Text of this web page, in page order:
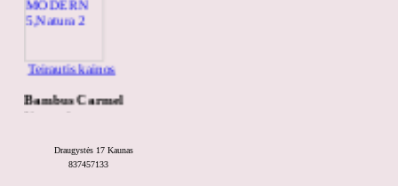
Teirautis kainos
Bambus Carmel
Natural
Draugystės 17 Kaunas
837457133